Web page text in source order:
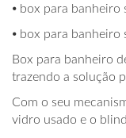
⦁ box para banheiro
⦁ box para banheiro
Box para banheiro
trazendo a solução
Com o seu
vidro usado e o